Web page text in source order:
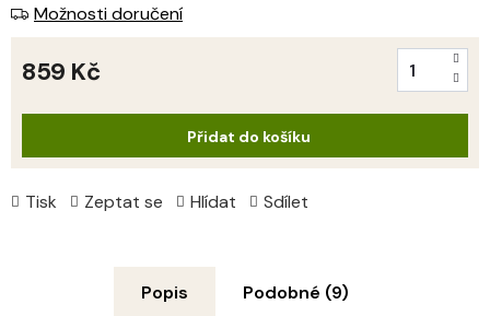
Tisk Zeptat se Hlídat Sdílet
Možnosti doručení
859 Kč
Přidat do košíku
Popis Podobné (9)